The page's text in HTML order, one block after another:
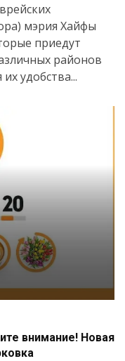
мэрия Хайфы
приедут
районов
удобства...
внимание! Новая